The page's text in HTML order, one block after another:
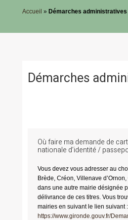
Accueil » Démarches administratives
Démarches
Où faire ma demande de
nationale d’identité /
Vous devez vous adresser au
Brède, Créon, Villenave
dans une autre mairie désignée
délivrance de ces titres. Vous
mairies en suivant le lien suivant :
https://www.gironde.gouv.fr/